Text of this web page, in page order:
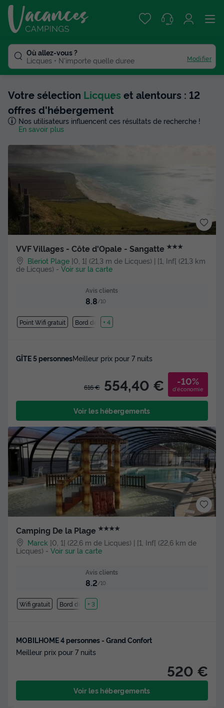
Où allez-vous ?
Licques
N'importe quelle duree Modifier
Votre sélection Licques et alentours : 12
offres d'hébergement
Nos utilisateurs influencent ces résultats de recherche !
En savoir plus
VVF Villages - Côte d'Opale - Sangatte ★★★
Bleriot Plage ]0, 1[ (21,3 m de Licques) | [1, Inf[ (21,3 km
de Licques) - Voir sur la carte
Avis clients
8.8/10
Point Wifi gratuit Bord de mer
+ 4
GÎTE 5 personnesMeilleur prix pour 7 nuits
616 € 554,40 € -10%
d'économie
Voir les hébergements
Camping De la Plage ★★★★
Marck ]0, 1[ (22,6 m de Licques) | [1, Inf[ (22,6 km de
Licques) - Voir sur la carte
Avis clients
8.2/10
Wifi gratuit Bord de mer
+ 3
MOBILHOME 4 personnes - Grand Confort
Meilleur prix pour 7 nuits
520 €
Voir les hébergements